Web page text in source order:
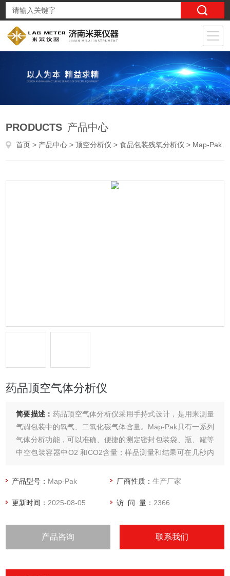
PRODUCTS 产品中心
首页 > 产品中心 >顶空分析仪 >食品包装残氧分析仪 > Map-Pak药品顶空气体分析仪
药品顶空气体分析仪
简要描述： 药品顶空气体分析仪采用手持式设计，是用来测量
气调包装中的氧气、二氧化碳气体含量。Map-Pak具有一系列
气体分析功能，可以准确、便捷的测定密封包装袋、瓶、罐等
中空包装容器中O2 和CO2含量；样品测量和结果可在几秒内
类型。
产品型号： Map-Pak 厂商性质：生产厂家
更新时间： 2025-08-05 访 问 量： 2366
产品咨询 联系我们